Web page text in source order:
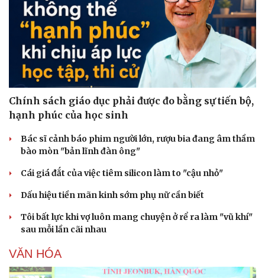
Chính sách giáo dục phải được đo bằng sự tiến bộ,
hạnh phúc của học sinh
Bác sĩ cảnh báo phim người lớn, rượu bia đang âm thầm
bào mòn "bản lĩnh đàn ông"
Cái giá đắt của việc tiêm silicon làm to "cậu nhỏ"
Dấu hiệu tiền mãn kinh sớm phụ nữ cần biết
Tôi bất lực khi vợ luôn mang chuyện ở rể ra làm "vũ khí"
sau mỗi lần cãi nhau
VĂN HÓA